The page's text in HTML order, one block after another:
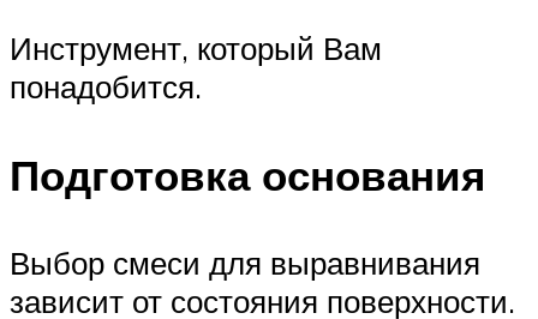
Инструмент, который Вам
понадобится.
Подготовка основания
Выбор смеси для выравнивания
зависит от состояния поверхности.